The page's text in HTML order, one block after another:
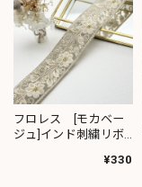
フロレス [モカベー
ジュ]インド刺繍リボ
¥330